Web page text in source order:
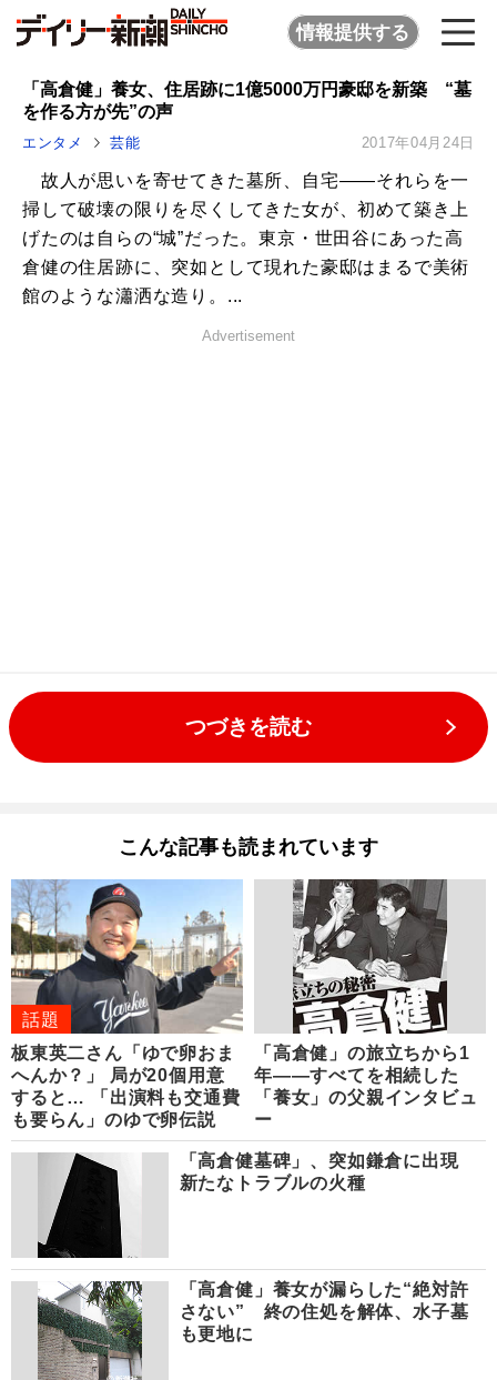
情報提供する
「高倉健」養女、住居跡に1億5000万円豪邸を新築 “墓
を作る方が先”の声
エンタメ 芸能 2017年04月24日
故人が思いを寄せてきた墓所、自宅――それらを一
掃して破壊の限りを尽くしてきた女が、初めて築き上
げたのは自らの“城”だった。東京・世田谷にあった高
倉健の住居跡に、突如として現れた豪邸はまるで美術
館のような瀟洒な造り。...
Advertisement
つづきを読む
こんな記事も読まれています
話題
板東英二さん「ゆで卵おま
へんか？」 局が20個用意
すると… 「出演料も交通費
も要らん」のゆで卵伝説
「高倉健」の旅立ちから1
年――すべてを相続した
「養女」の父親インタビュ
ー
「高倉健墓碑」、突如鎌倉に出現
新たなトラブルの火種
「高倉健」養女が漏らした“絶対許
さない” 終の住処を解体、水子墓
も更地に